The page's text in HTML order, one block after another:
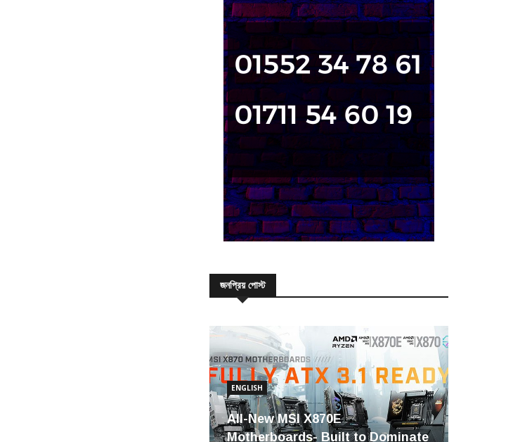
জনপ্রিয় পোস্ট
ENGLISH
All-New MSI X870E
Motherboards- Built to Dominate